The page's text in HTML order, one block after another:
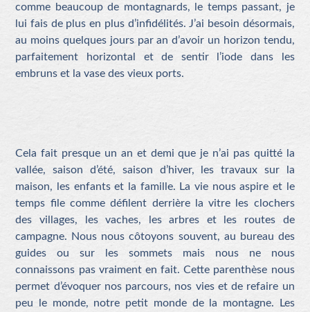
comme beaucoup de montagnards, le temps passant, je
lui fais de plus en plus d’infidélités. J’ai besoin désormais,
au moins quelques jours par an d’avoir un horizon tendu,
parfaitement horizontal et de sentir l’iode dans les
embruns et la vase des vieux ports.
Cela fait presque un an et demi que je n’ai pas quitté la
vallée, saison d’été, saison d’hiver, les travaux sur la
maison, les enfants et la famille. La vie nous aspire et le
temps file comme défilent derrière la vitre les clochers
des villages, les vaches, les arbres et les routes de
campagne. Nous nous côtoyons souvent, au bureau des
guides ou sur les sommets mais nous ne nous
connaissons pas vraiment en fait. Cette parenthèse nous
permet d’évoquer nos parcours, nos vies et de refaire un
peu le monde, notre petit monde de la montagne. Les